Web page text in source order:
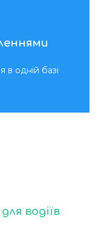
в одній базі
для водіїв